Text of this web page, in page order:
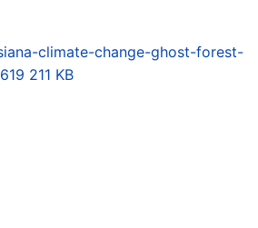
climate-change-ghost-forest-
211 KB